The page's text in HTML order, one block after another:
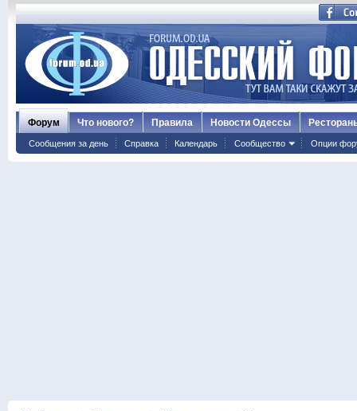
Форум
Сообщения за день Справка Календарь Сообщество Опции
Что нового? Правила Новости Одессы